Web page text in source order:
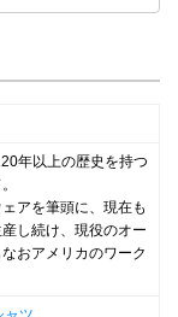
年以上の歴史を持つ
アを筆頭に、現在も
し続け、現役のオー
おアメリカのワーク